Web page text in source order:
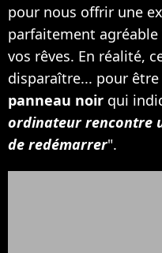
pour nous offrir une
parfaitement
vos rêves. En réalité,
disparaître... pour être
panneau noir qui
ordinateur rencontre
de redémarrer".